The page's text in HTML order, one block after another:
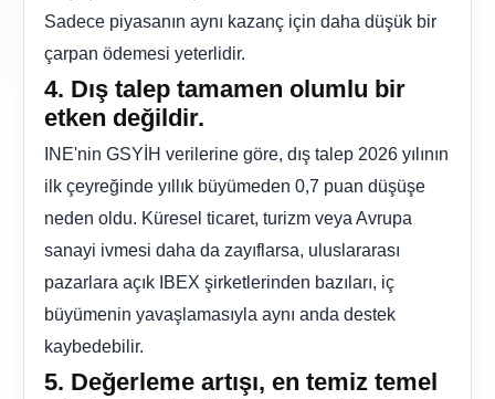
Sadece piyasanın aynı kazanç için daha düşük bir
çarpan ödemesi yeterlidir.
4. Dış talep tamamen olumlu bir
etken değildir.
INE'nin GSYİH verilerine göre, dış talep 2026 yılının
ilk çeyreğinde yıllık büyümeden 0,7 puan düşüşe
neden oldu. Küresel ticaret, turizm veya Avrupa
sanayi ivmesi daha da zayıflarsa, uluslararası
pazarlara açık IBEX şirketlerinden bazıları, iç
büyümenin yavaşlamasıyla aynı anda destek
kaybedebilir.
5. Değerleme artışı, en temiz temel